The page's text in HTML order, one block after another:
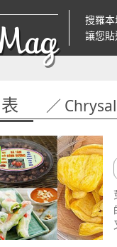
搜羅
讓您
／